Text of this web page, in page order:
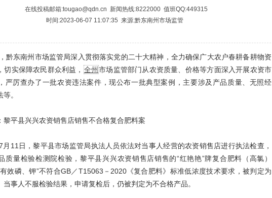
在线投稿邮箱:tougao@qdn.cn 新闻热线:8222000 值班QQ:449315
时间:2023-06-07 11:07:35 来源:黔东南州市场监管
东南州市场监管局深入贯彻落实党的二十大精神，全力确保广大农户春耕备耕物资
切实保障农民群众利益， 全州市场监管部门从农资质量、价格等方面深入开展农资市
严厉查办了一批农资违法案件，现公布一批典型案例，主要涉及产品质量、无照经
。
平县兴兴农资销售店销售不合格复合肥料案
日，黎平县市场监管局执法人员依法对当事人经营的农资销售店进行执法检查，
质量检验检测院检验，黎平县兴兴农资销售店销售的“红艳艳”牌复合肥料（高氯）
效磷、钾”不符合GB／T15063－2020《复合肥料》标准低浓度技术要求，被判定为
当事人不服检验结果，申请复检后，仍被判定为不合格产品。